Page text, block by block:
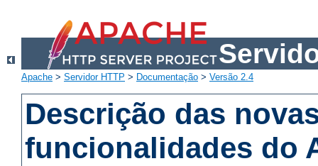
Apache > Servidor HTTP > Documentação > Versão 2.4
Descrição das
funcionalidades do